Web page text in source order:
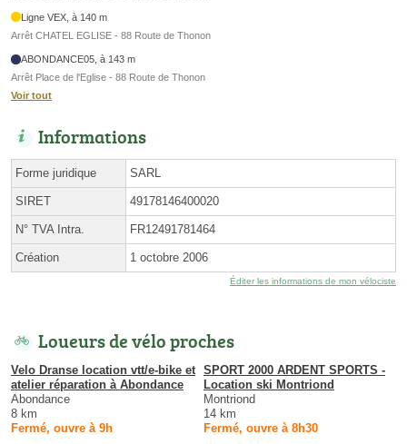
Ligne VEX, à 140 m
Arrêt CHATEL EGLISE - 88 Route de Thonon
ABONDANCE05, à 143 m
Arrêt Place de l'Eglise - 88 Route de Thonon
Voir tout
Informations
Forme juridique SARL
SIRET 49178146400020
N° TVA Intra. FR12491781464
Création 1 octobre 2006
Éditer les informations de mon vélociste
Loueurs de vélo proches
Velo Dranse location vtt/e-bike et
atelier réparation à Abondance
Abondance
8 km
Fermé, ouvre à 9h
SPORT 2000 ARDENT SPORTS -
Location ski Montriond
Montriond
14 km
Fermé, ouvre à 8h30